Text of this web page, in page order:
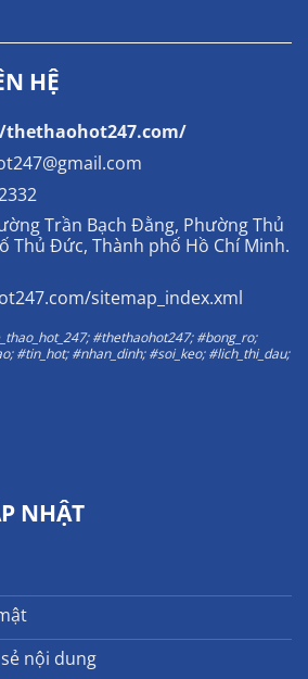
HỆ
Trần Bạch Đằng, Phường Thủ
Thủ Đức, Thành phố Hồ Chí Minh.
sitemap_index.xml
#thethaohot247; #bong_ro;
#tin_hot; #nhan_dinh; #soi_keo; #lich_thi_dau;
NHẬT
nội dung